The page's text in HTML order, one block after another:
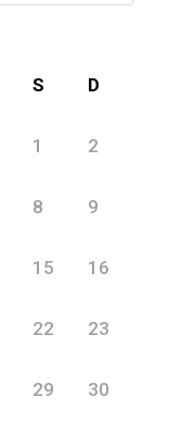
S D
1 2
8 9
15 16
22 23
29 30